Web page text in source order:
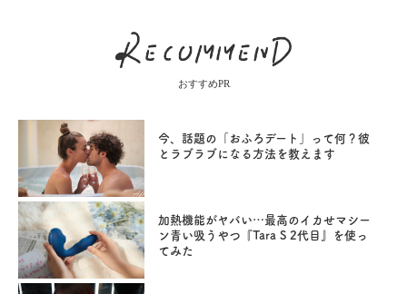
おすすめPR
今、話題の「おふろデート」って何？彼
とラブラブになる方法を教えます
加熱機能がヤバい…最高のイカせマシー
ン青い吸うやつ『Tara S 2代目』を使っ
てみた